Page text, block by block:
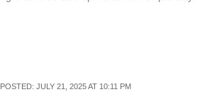
POSTED: JULY 21, 2025 AT 10:11 PM